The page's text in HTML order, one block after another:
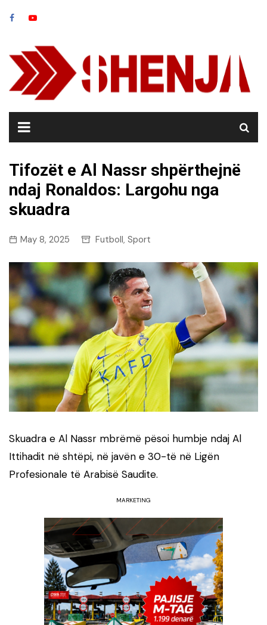
Tifozët e Al Nassr shpërthejnë
ndaj Ronaldos: Largohu nga
skuadra
May 8, 2025 Futboll, Sport
Skuadra e Al Nassr mbrëmë pësoi humbje ndaj Al
Ittihadit në shtëpi, në javën e 30-të në Ligën
Profesionale të Arabisë Saudite.
MARKETING